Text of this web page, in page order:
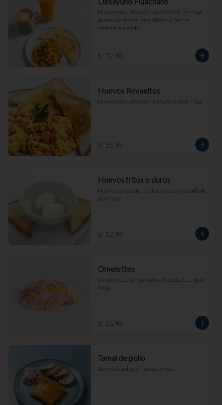
Huevos revueltos con salchicha huachana,
panes o tostadas, jugo clásico y bebida
caliente a elección.
S/ 32.90
Huevos Revueltos
Huevos revueltos con tostada de pan miga.
S/ 15.90
Huevos fritos o duros
Huevos en cocción a elección, con tostada de
pan miga.
S/ 12.90
Omelettes
Omelettes acompañados de tostada de pan
miga.
S/ 15.90
Tamal de pollo
Tamal de pollo con salsa criolla.